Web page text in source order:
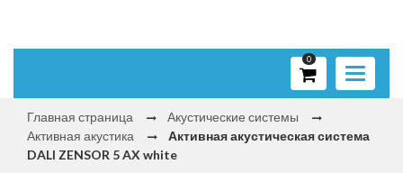
Toggle
0
Главная страница
Акустические системы
Активная акустика
Активная акустическая система
DALI ZENSOR 5 AX white